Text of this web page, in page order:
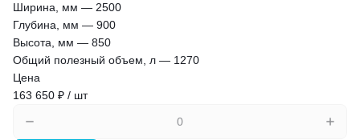
Ширина, мм — 2500
Глубина, мм — 900
Высота, мм — 850
Общий полезный объем, л — 1270
Цена
163 650 ₽ / шт